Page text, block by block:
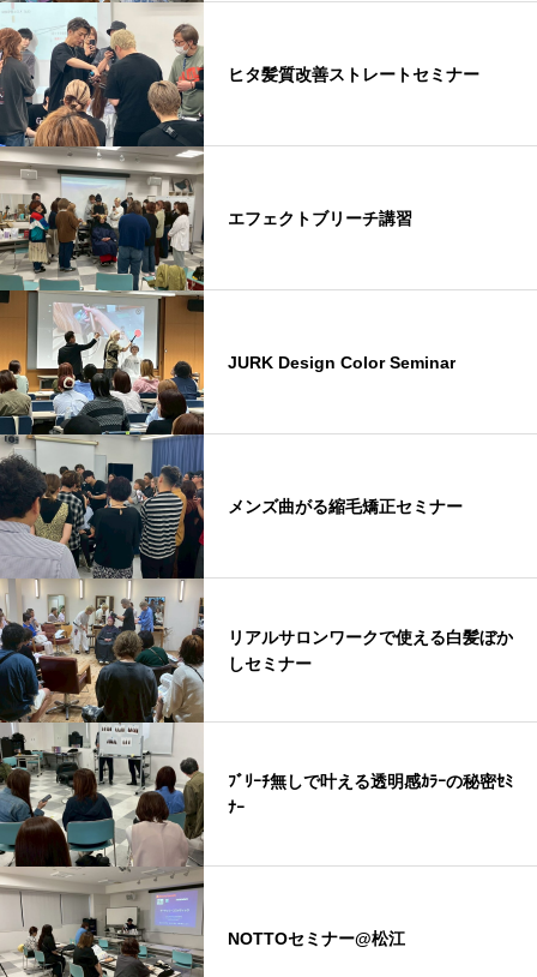
ヒタ髪質改善ストレートセミナー
エフェクトブリーチ講習
JURK Design Color Seminar
メンズ曲がる縮毛矯正セミナー
リアルサロンワークで使える白髪ぼか
しセミナー
ﾌﾞﾘｰﾁ無しで叶える透明感ｶﾗｰの秘密ｾﾐ
ﾅｰ
NOTTOセミナー@松江